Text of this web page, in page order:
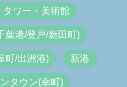
ワー・美術館
葉港/登戸/新田町)
町/出洲港) 新港
タウン(幸町)